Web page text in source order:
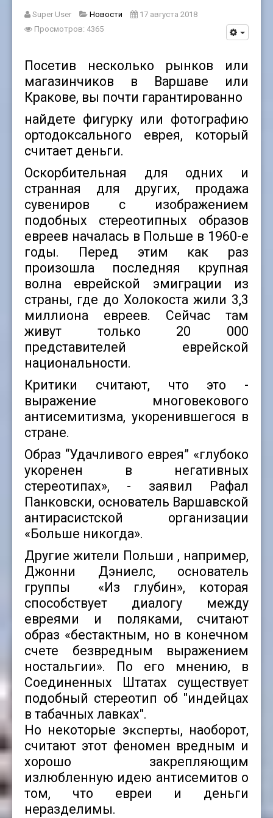
Super User Новости
17 августа 2018
Просмотров: 4365
Посетив несколько рынков или
магазинчиков в Варшаве или
Кракове, вы почти гарантированно
найдете фигурку или фотографию
ортодоксального еврея, который
считает деньги.
Оскорбительная для одних и
странная для других, продажа
сувениров с изображением
подобных стереотипных образов
евреев началась в Польше в 1960-е
годы. Перед этим как раз
произошла последняя крупная
волна еврейской эмиграции из
страны, где до Холокоста жили 3,3
миллиона евреев. Сейчас там
живут только 20 000
представителей еврейской
национальности.
Критики считают, что это -
выражение многовекового
антисемитизма, укоренившегося в
стране.
Образ “Удачливого еврея” «глубоко
укоренен в негативных
стереотипах», - заявил Рафал
Панковски, основатель Варшавской
антирасистской организации
«Больше никогда».
Другие жители Польши , например,
Джонни Дэниелс, основатель
группы «Из глубин», которая
способствует диалогу между
евреями и поляками, считают
образ «бестактным, но в конечном
счете безвредным выражением
ностальгии». По его мнению, в
Соединенных Штатах существует
подобный стереотип об "индейцах
в табачных лавках".
Но некоторые эксперты, наоборот,
считают этот феномен вредным и
хорошо закрепляющим
излюбленную идею антисемитов о
том, что евреи и деньги
неразделимы.